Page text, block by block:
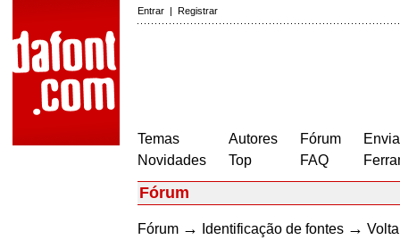
Entrar | Registrar
Temas
Novidades
Autores
Top
Fórum
FAQ
Fórum
Fórum → Identificação de fontes →